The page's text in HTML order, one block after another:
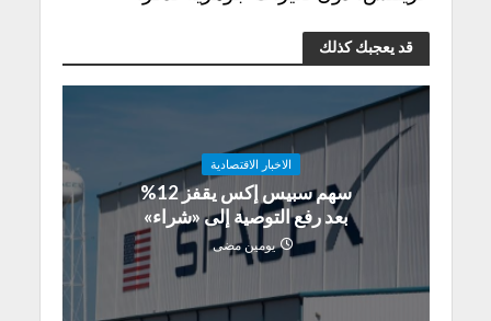
قد يعجبك كذلك
الاخبار الاقتصادية
سهم سبيس إكس يقفز 12%
بعد رفع التوصية إلى «شراء»
يومين مضى